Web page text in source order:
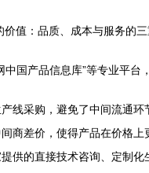
价值：品质、成本与服务的
中国产品信息库”等专业平台
产线采购，避免了中间流通
商差价，使得产品在价格上
提供的直接技术咨询、定制